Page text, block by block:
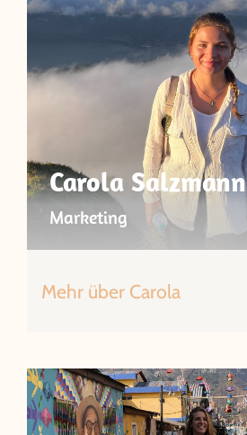
Carola Salzmann
Marketing
Mehr über Carola